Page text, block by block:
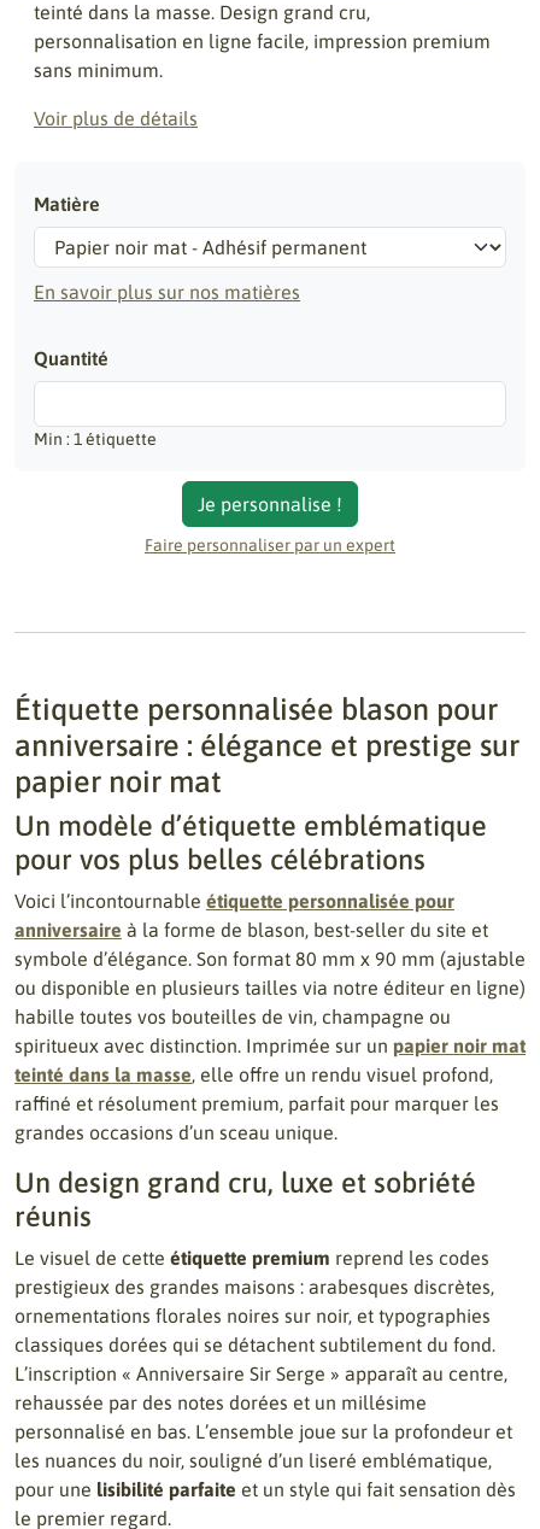
teinté dans la masse. Design grand cru,
personnalisation en ligne facile, impression premium
sans minimum.
Voir plus de détails
Matière
En savoir plus sur nos matières
Quantité
Min : 1 étiquette
Faire personnaliser par un expert
Je personnalise !
Étiquette personnalisée blason pour
anniversaire : élégance et prestige sur
papier noir mat
Un modèle d’étiquette emblématique
pour vos plus belles célébrations
Voici l’incontournable étiquette personnalisée pour
anniversaire à la forme de blason, best-seller du site et
symbole d’élégance. Son format 80 mm x 90 mm (ajustable
ou disponible en plusieurs tailles via notre éditeur en ligne)
habille toutes vos bouteilles de vin, champagne ou
spiritueux avec distinction. Imprimée sur un papier noir mat
teinté dans la masse, elle offre un rendu visuel profond,
raffiné et résolument premium, parfait pour marquer les
grandes occasions d’un sceau unique.
Un design grand cru, luxe et sobriété
réunis
Le visuel de cette étiquette premium reprend les codes
prestigieux des grandes maisons : arabesques discrètes,
ornementations florales noires sur noir, et typographies
classiques dorées qui se détachent subtilement du fond.
L’inscription « Anniversaire Sir Serge » apparaît au centre,
rehaussée par des notes dorées et un millésime
personnalisé en bas. L’ensemble joue sur la profondeur et
les nuances du noir, souligné d’un liseré emblématique,
pour une lisibilité parfaite et un style qui fait sensation dès
le premier regard.